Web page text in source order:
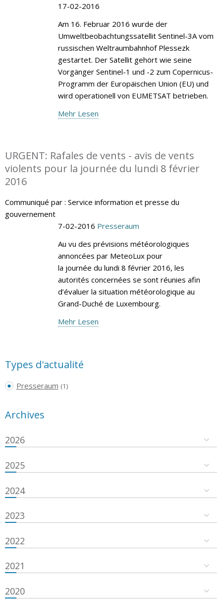
17-02-2016
Am 16. Februar 2016 wurde der
Umweltbeobachtungssatellit Sentinel-3A vom
russischen Weltraumbahnhof Plessezk
gestartet. Der Satellit gehört wie seine
Vorgänger Sentinel-1 und -2 zum Copernicus-
Programm der Europäischen Union (EU) und
wird operationell von EUMETSAT betrieben.
Mehr Lesen
URGENT: Rafales de vents - avis de vents
violents pour la journée du lundi 8 février
2016
Communiqué par : Service information et presse du
gouvernement
7-02-2016 Presseraum
Au vu des prévisions météorologiques
annoncées par MeteoLux pour
la journée du lundi 8 février 2016, les
autorités concernées se sont réunies afin
d’évaluer la situation météorologique au
Grand-Duché de Luxembourg.
Mehr Lesen
Types d'actualité
Presseraum (1)
Archives
2026
2025
2024
2023
2022
2021
2020